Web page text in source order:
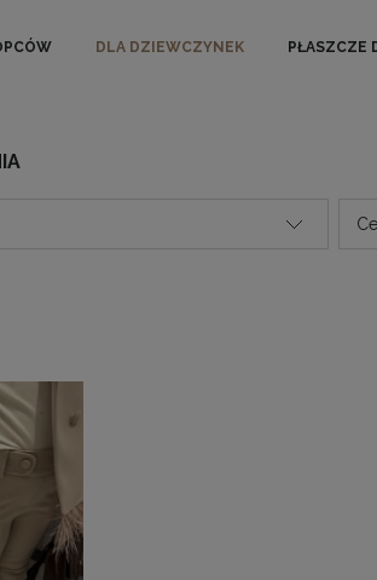
DLA DZIEWCZYNEK PŁASZCZE